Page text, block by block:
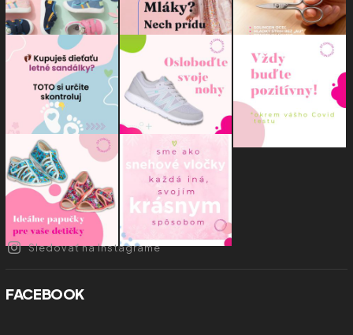
Sledovať na Instagrame
FACEBOOK